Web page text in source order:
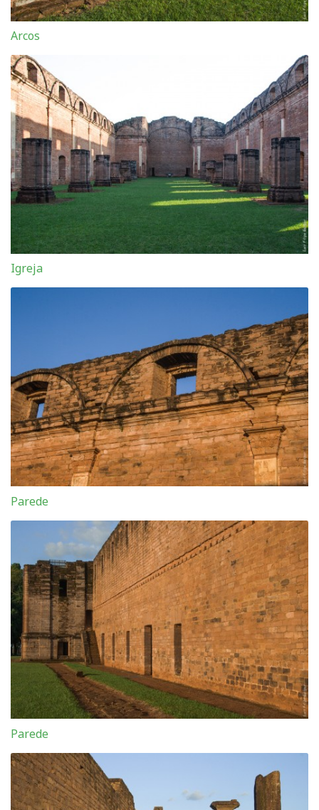
Arcos
Igreja
Parede
Parede